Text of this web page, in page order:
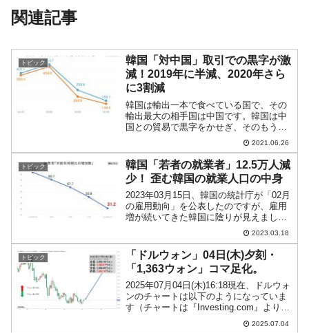
関連記事
トピック
韓国「対中国」取引での黒字が激
減！2019年に半減、2020年さら
に3割減
韓国は輸出一本で食べている国で、その
輸出最大の相手国は中国です。韓国は中
国との貿易で黒字をかせぎ、そのもうけ
は莫大なもの。ですから、韓国はアメリ
カ合衆国から自由主義陣営としての協力
を求められてもなかなかストレートには
応じていません。中国が韓...
2021.06.26
トピック
韓国「若者の就業者」12.5万人減
少！ 歪む韓国の就業人口の中身
2023年03月15日、韓国の統計庁が「02月
の雇用動向」を公表したのですが、雇用
増が続いてきた韓国に陰りが見えまし
た。▣15～64歳雇用率（OECD比較基
準）は68.0％で前年同月比0.6％上昇▣失
業率は3.1％で前年同月比0.3％下落○...
2023.03.18
トピック
「ドルウォン」04日(木)夕刻・
「1,363ウォン」コマ足化。
2025年07月04日(木)16:18現在、ドルウォ
ンのチャートは以下のようになっていま
す（チャートは『Investing.com』より引
用）。コマ足化しています。また、チャ
ートの描画が不安定化しています。とり
2025.07.04